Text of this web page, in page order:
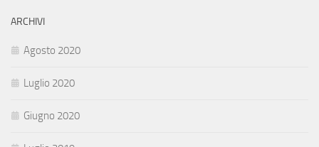
ARCHIVI
Agosto 2020
Luglio 2020
Giugno 2020